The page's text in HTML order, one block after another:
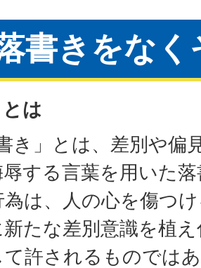
書きをなく
は
き」とは、差別や偏
する言葉を用いた
は、人の心を傷つ
たな差別意識を植
て許されるものでは